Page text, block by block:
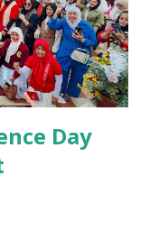
orang. Dari
tercium. Stand-
kain batik, bendera
yang deng...
Day